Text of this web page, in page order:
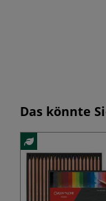
Das könnte